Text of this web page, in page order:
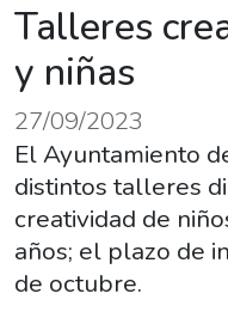
Talleres
y niñas
27/09/2023
El Ayuntamiento
distintos talleres
creatividad de
años; el plazo de
de octubre.